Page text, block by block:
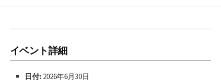
イベント詳細
日付: 2026年6月30日